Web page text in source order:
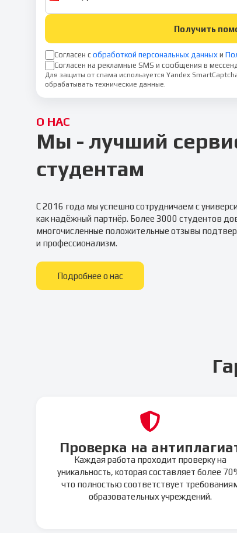
Получить
Согласен с обработкой персональных данных и
Согласен на рекламные SMS и сообщения в
Для защиты от спама используется Yandex
обрабатывать технические данные.
О НАС
Мы - лучший
студентам
С 2016 года мы успешно сотрудничаем с
как надёжный партнёр. Более 3000 студентов
многочисленные положительные отзывы
и профессионализм.
Подробнее о нас
Проверка на
Каждая работа проходит проверку на
уникальность, которая составляет более
что полностью соответствует
образовательных учреждений.